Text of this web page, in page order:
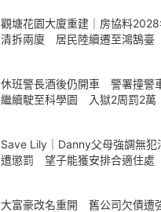
觀塘花園大廈重建｜房協料
清拆兩廈 居民陸續遷至鴻鵠臺
休班警長酒後仍開車 警署撞警
繼續駛至科學園 入獄2周罰2萬
Save Lily｜Danny父母強調無犯
遭懲罰 望子能獲安排合適住處
大富豪改名重開 舊公司欠債遭